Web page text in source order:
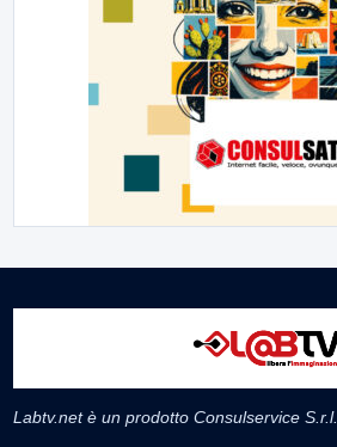
Labtv.net è un prodotto Consulservice S.r.l.